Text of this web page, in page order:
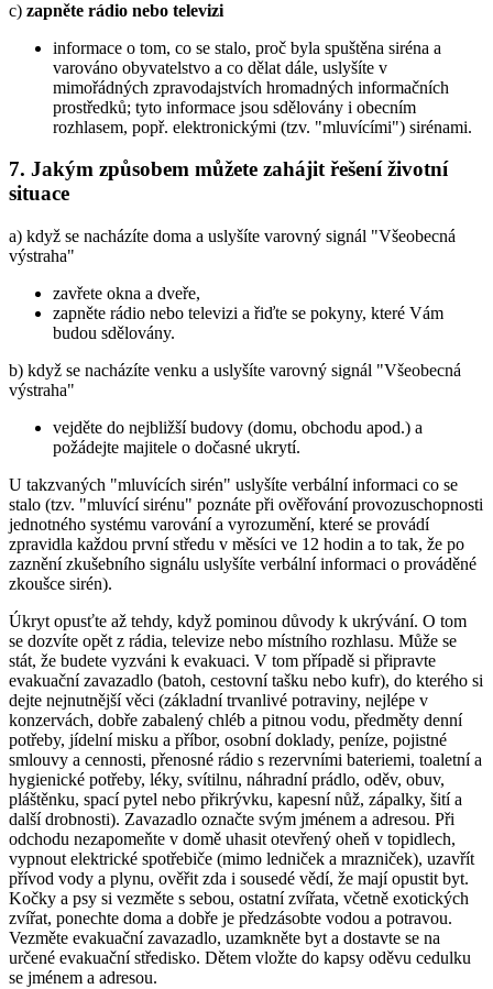
c) zapněte rádio nebo televizi
informace o tom, co se stalo, proč byla spuštěna siréna a
varováno obyvatelstvo a co dělat dále, uslyšíte v
mimořádných zpravodajstvích hromadných informačních
prostředků; tyto informace jsou sdělovány i obecním
rozhlasem, popř. elektronickými (tzv. "mluvícími") sirénami.
7. Jakým způsobem můžete zahájit řešení životní
situace
a) když se nacházíte doma a uslyšíte varovný signál "Všeobecná
výstraha"
zavřete okna a dveře,
zapněte rádio nebo televizi a řiďte se pokyny, které Vám
budou sdělovány.
b) když se nacházíte venku a uslyšíte varovný signál "Všeobecná
výstraha"
vejděte do nejbližší budovy (domu, obchodu apod.) a
požádejte majitele o dočasné ukrytí.
U takzvaných "mluvících sirén" uslyšíte verbální informaci co se
stalo (tzv. "mluvící sirénu" poznáte při ověřování provozuschopnosti
jednotného systému varování a vyrozumění, které se provádí
zpravidla každou první středu v měsíci ve 12 hodin a to tak, že po
zaznění zkušebního signálu uslyšíte verbální informaci o prováděné
zkoušce sirén).
Úkryt opusťte až tehdy, když pominou důvody k ukrývání. O tom
se dozvíte opět z rádia, televize nebo místního rozhlasu. Může se
stát, že budete vyzváni k evakuaci. V tom případě si připravte
evakuační zavazadlo (batoh, cestovní tašku nebo kufr), do kterého si
dejte nejnutnější věci (základní trvanlivé potraviny, nejlépe v
konzervách, dobře zabalený chléb a pitnou vodu, předměty denní
potřeby, jídelní misku a příbor, osobní doklady, peníze, pojistné
smlouvy a cennosti, přenosné rádio s rezervními bateriemi, toaletní a
hygienické potřeby, léky, svítilnu, náhradní prádlo, oděv, obuv,
pláštěnku, spací pytel nebo přikrývku, kapesní nůž, zápalky, šití a
další drobnosti). Zavazadlo označte svým jménem a adresou. Při
odchodu nezapomeňte v domě uhasit otevřený oheň v topidlech,
vypnout elektrické spotřebiče (mimo ledniček a mrazniček), uzavřít
přívod vody a plynu, ověřit zda i sousedé vědí, že mají opustit byt.
Kočky a psy si vezměte s sebou, ostatní zvířata, včetně exotických
zvířat, ponechte doma a dobře je předzásobte vodou a potravou.
Vezměte evakuační zavazadlo, uzamkněte byt a dostavte se na
určené evakuační středisko. Dětem vložte do kapsy oděvu cedulku
se jménem a adresou.